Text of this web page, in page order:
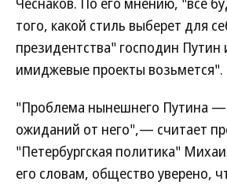
того, какой стиль выберет для
президентства" господин Путин
имиджевые проекты возьмется".
"Проблема нынешнего Путина
ожиданий от него",— считает
"Петербургская политика"
его словам, общество уверено,